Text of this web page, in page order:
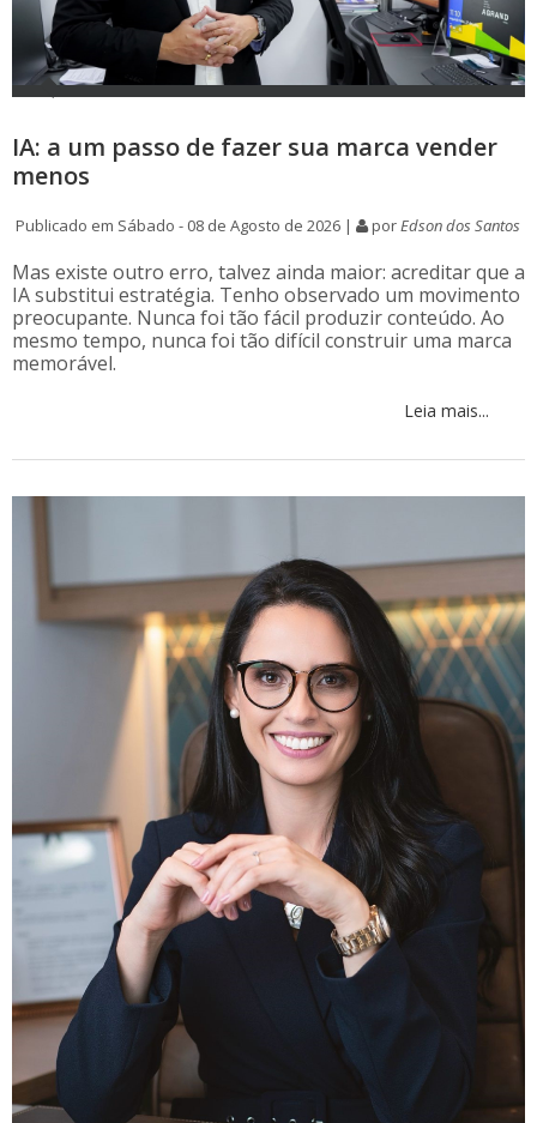
IA: a um passo de fazer sua marca vender
menos
Publicado em Sábado - 08 de Agosto de 2026 | porEdson dos Santos
Mas existe outro erro, talvez ainda maior: acreditar que a
IA substitui estratégia. Tenho observado um movimento
preocupante. Nunca foi tão fácil produzir conteúdo. Ao
mesmo tempo, nunca foi tão difícil construir uma marca
memorável.
Leia mais...